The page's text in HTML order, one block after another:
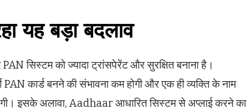
यह बड़ा बदलाव
सिस्टम को ज्यादा ट्रांसपेरेंट और सुरक्षित बनाना है।
कार्ड बनने की संभावना कम होगी और एक ही व्यक्ति के नाम
इसके अलावा, Aadhaar आधारित सिस्टम से अप्लाई करने का